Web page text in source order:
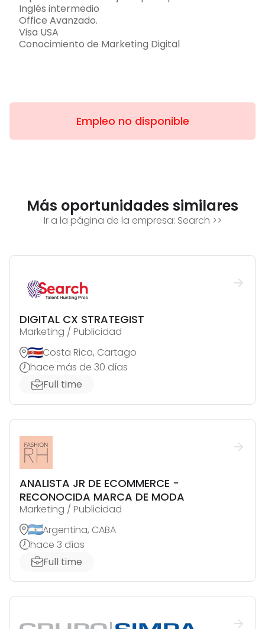
Inglés intermedio
Office Avanzado.
Visa USA
Conocimiento de Marketing Digital
Empleo no disponible
Más oportunidades similares
Ir a la página de la empresa: Search >>
DIGITAL CX STRATEGIST
Marketing / Publicidad
Costa Rica, Cartago
hace más de 30 días
Full time
ANALISTA JR DE ECOMMERCE -
RECONOCIDA MARCA DE MODA
Marketing / Publicidad
Argentina, CABA
hace 3 días
Full time